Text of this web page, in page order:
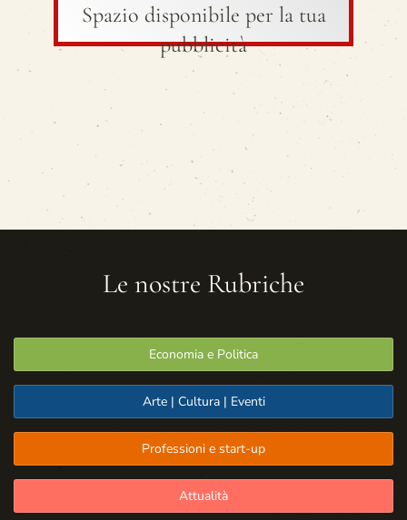
Spazio disponibile per la tua
pubblicità
Le nostre Rubriche
Economia e Politica
Arte | Cultura | Eventi
Professioni e start-up
Attualità